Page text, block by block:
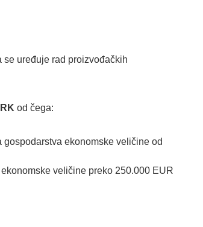
uređuje rad proizvođačkih
od čega:
ekonomske veličine od
veličine preko 250.000 EUR